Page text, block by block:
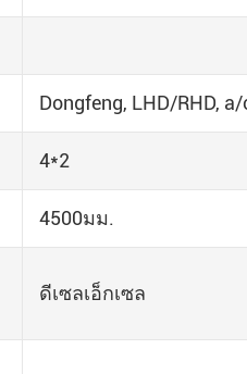
Dongfeng, LHD/RHD, a/
4*2
4500มม.
ดีเซลเอ็กเซล